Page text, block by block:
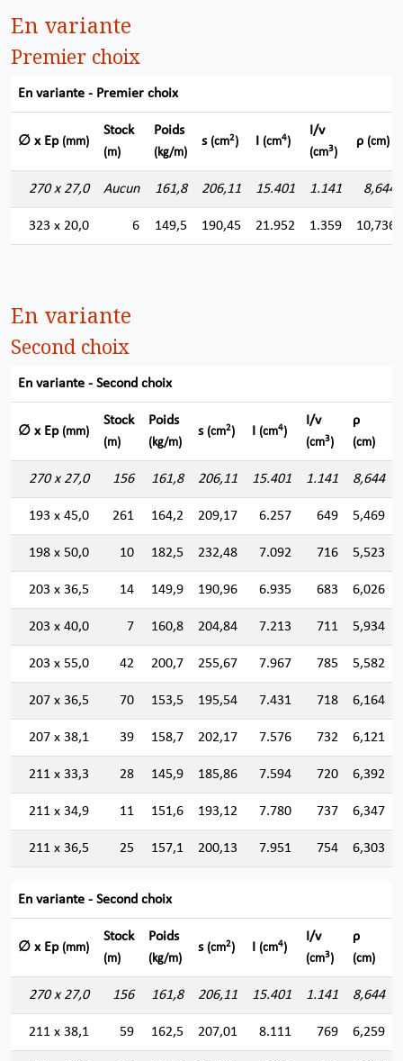
En variante
Premier choix
En variante - Premier choix
∅ x Ep (mm)
Stock
(m)
Poids
(kg/m)
s (cm2) I (cm4)
I/v
(cm3)
ρ (cm)
270 x 27,0 Aucun 161,8 206,11 15.401 1.141 8,644
323 x 20,0 6 149,5 190,45 21.952 1.359 10,736
En variante
Second choix
En variante - Second choix
∅ x Ep (mm)
Stock
(m)
Poids
(kg/m)
s (cm2) I (cm4)
I/v
(cm3)
ρ
(cm)
270 x 27,0 156 161,8 206,11 15.401 1.141 8,644
193 x 45,0 261 164,2 209,17 6.257 649 5,469
198 x 50,0 10 182,5 232,48 7.092 716 5,523
203 x 36,5 14 149,9 190,96 6.935 683 6,026
203 x 40,0 7 160,8 204,84 7.213 711 5,934
203 x 55,0 42 200,7 255,67 7.967 785 5,582
207 x 36,5 70 153,5 195,54 7.431 718 6,164
207 x 38,1 39 158,7 202,17 7.576 732 6,121
211 x 33,3 28 145,9 185,86 7.594 720 6,392
211 x 34,9 11 151,6 193,12 7.780 737 6,347
211 x 36,5 25 157,1 200,13 7.951 754 6,303
En variante - Second choix
∅ x Ep (mm)
Stock
(m)
Poids
(kg/m)
s (cm2) I (cm4)
I/v
(cm3)
ρ
(cm)
270 x 27,0 156 161,8 206,11 15.401 1.141 8,644
211 x 38,1 59 162,5 207,01 8.111 769 6,259